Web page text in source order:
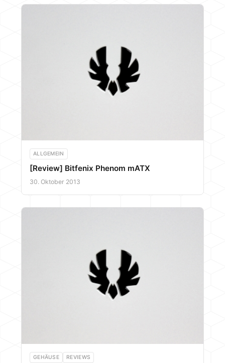
ALLGEMEIN
[Review] Bitfenix Phenom mATX
30. Oktober 2013
GEHÄUSE REVIEWS